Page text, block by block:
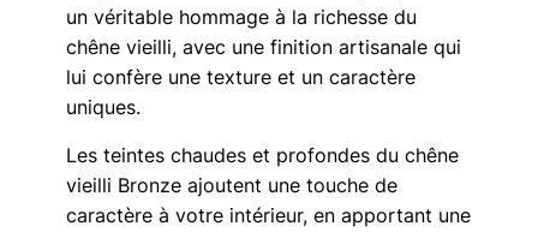
un véritable hommage à la richesse du
chêne vieilli, avec une finition artisanale qui
lui confère une texture et un caractère
uniques.
Les teintes chaudes et profondes du chêne
vieilli Bronze ajoutent une touche de
caractère à votre intérieur, en apportant une